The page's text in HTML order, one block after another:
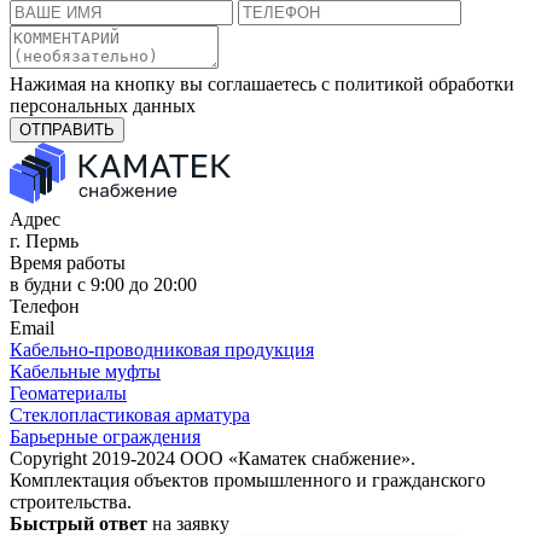
Нажимая на кнопку вы соглашаетесь с политикой обработки
персональных данных
ОТПРАВИТЬ
Адрес
г. Пермь
Время работы
в будни с 9:00 до 20:00
Телефон
Email
Кабельно-проводниковая продукция
Кабельные муфты
Геоматериалы
Стеклопластиковая арматура
Барьерные ограждения
Copyright 2019-2024 ООО «Каматек снабжение».
Комплектация объектов промышленного и гражданского
строительства.
Быстрый ответ на заявку